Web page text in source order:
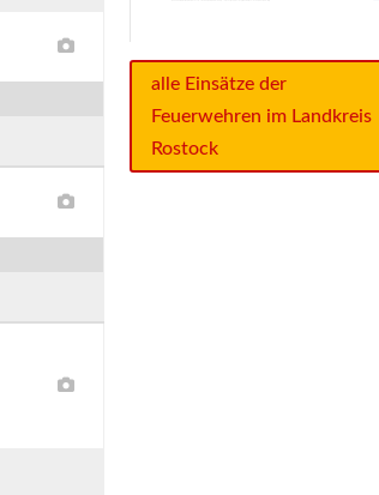
alle Einsätze der
Feuerwehren im Landkreis
Rostock